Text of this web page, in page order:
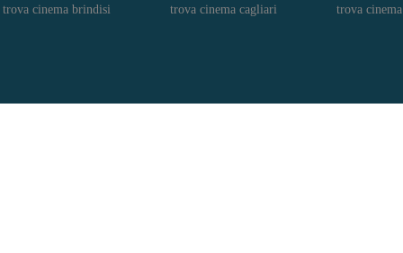
trova cinema brindisi trova cinema cagliari trova